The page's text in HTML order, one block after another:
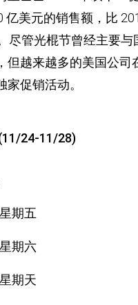
亿美元的销售额，比
尽管光棍节曾经主要与
但越来越多的美国公司
促销活动。
24-11/28)
期五
期六
期天